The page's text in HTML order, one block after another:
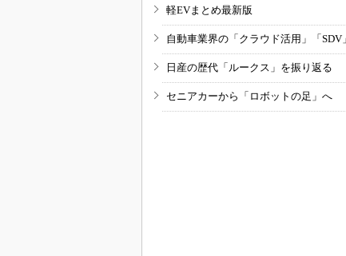
軽EVまとめ最新版
自動車業界の「クラウド活用」「
日産の歴代「ルークス」を振り返る
セニアカーから「ロボットの足」へ